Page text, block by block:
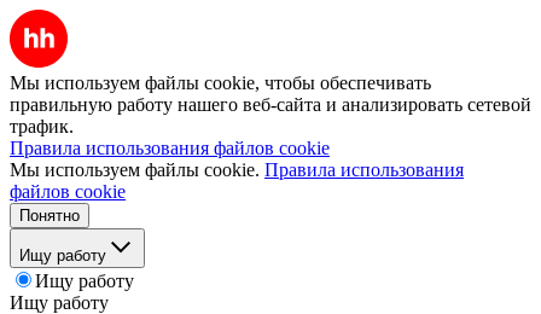
Мы используем файлы cookie, чтобы обеспечивать
правильную работу нашего веб-сайта и анализировать сетевой
трафик.
Правила использования файлов cookie
Мы используем файлы cookie. Правила использования
файлов cookie
Понятно
Ищу работу
Ищу работу
Ищу работу